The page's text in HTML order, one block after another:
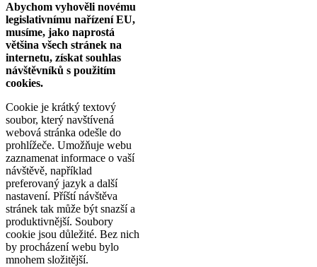
Abychom vyhověli novému
legislativnímu nařízení EU,
musíme, jako naprostá
většina všech stránek na
internetu, získat souhlas
návštěvníků s použitím
cookies.
Cookie je krátký textový
soubor, který navštívená
webová stránka odešle do
prohlížeče. Umožňuje webu
zaznamenat informace o vaší
návštěvě, například
preferovaný jazyk a další
nastavení. Příští návštěva
stránek tak může být snazší a
produktivnější. Soubory
cookie jsou důležité. Bez nich
by procházení webu bylo
mnohem složitější.